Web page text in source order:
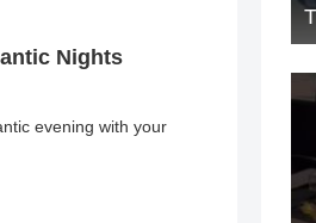
Nights
evening with your